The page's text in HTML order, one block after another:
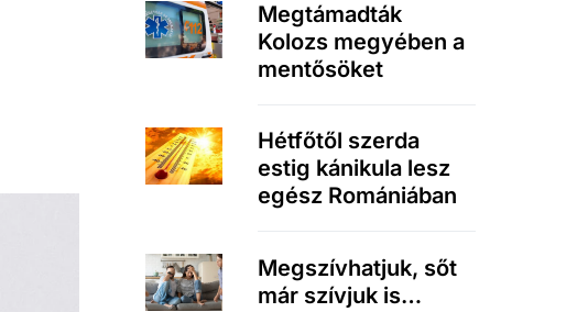
Megtámadták
Kolozs megyében a
mentősöket
Hétfőtől szerda
estig kánikula lesz
egész Romániában
Megszívhatjuk, sőt
már szívjuk is…